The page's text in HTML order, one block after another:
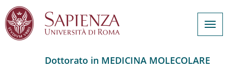
Dottorato in MEDICINA MOLECOLARE